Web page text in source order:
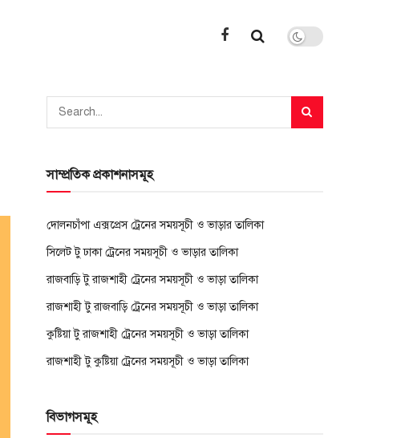
সাম্প্রতিক প্রকাশনাসমূহ
দোলনচাঁপা এক্সপ্রেস ট্রেনের সময়সূচী ও ভাড়ার তালিকা
সিলেট টু ঢাকা ট্রেনের সময়সূচী ও ভাড়ার তালিকা
রাজবাড়ি টু রাজশাহী ট্রেনের সময়সূচী ও ভাড়া তালিকা
রাজশাহী টু রাজবাড়ি ট্রেনের সময়সূচী ও ভাড়া তালিকা
কুষ্টিয়া টু রাজশাহী ট্রেনের সময়সূচী ও ভাড়া তালিকা
রাজশাহী টু কুষ্টিয়া ট্রেনের সময়সূচী ও ভাড়া তালিকা
বিভাগসমূহ